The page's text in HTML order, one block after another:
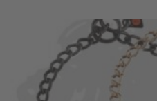
mehrere
Varianten
auf.
Optionen